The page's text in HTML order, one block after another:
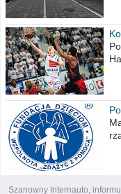
Szanowny Internauto,